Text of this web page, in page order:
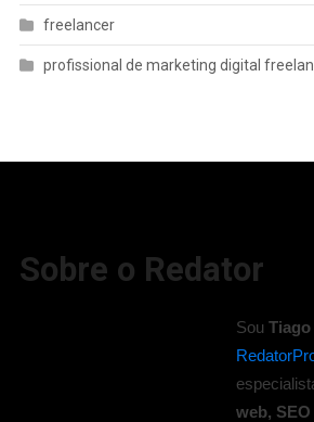
freelancer
profissional de marketing digital
Sobre o Redator
Sou
web,